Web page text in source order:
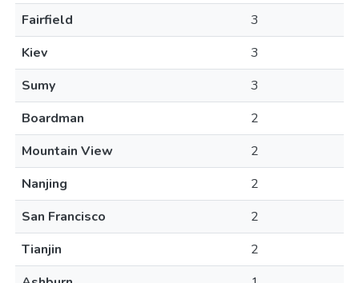
Fairfield
3
Kiev
3
Sumy
3
Boardman
2
Mountain View
2
Nanjing
2
San Francisco
2
Tianjin
2